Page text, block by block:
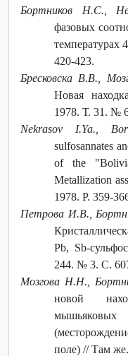
Бортников Н.С.,
фазовых
температурах
420-423.
Бресковска В.В.,
Новая
1978. Т. 31. №
Nekrasov I.Ya.,
sulfosannates
of the
Metallization
1978. P. 359-
Петрова И.В.,
Pb, Sb-
244. № 3. С.
Мозгова Н.Н.,
новой
поле) // Там